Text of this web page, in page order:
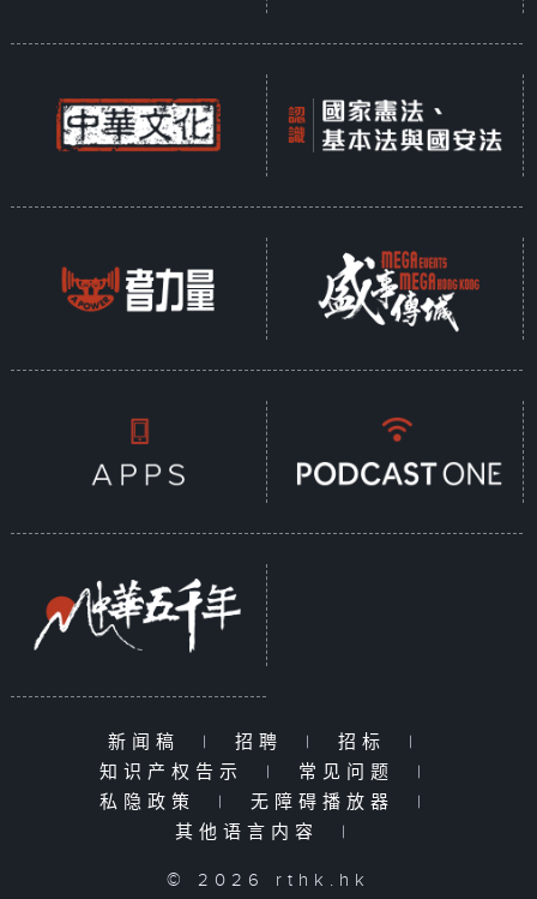
新闻稿 | 招聘 | 招标
|
知识产权告示
| 常见问题
|
私隐政策
| 无障碍播放器
|
其他语言内容
|
© 2026 rthk.hk